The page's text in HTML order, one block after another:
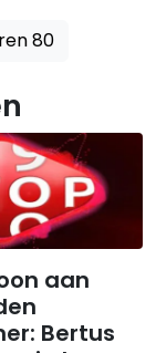
80
aan
Bertus